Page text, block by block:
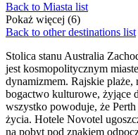
Back to Miasta list
Pokaż więcej (6)
Back to other destinations list
Stolica stanu Australia
jest kosmopolitycznym
dynamizmem. Rajskie plaże,
bogactwo kulturowe, żyjące
wszystko powoduje, że
życia. Hotele Novotel
na pobyt pod znakiem